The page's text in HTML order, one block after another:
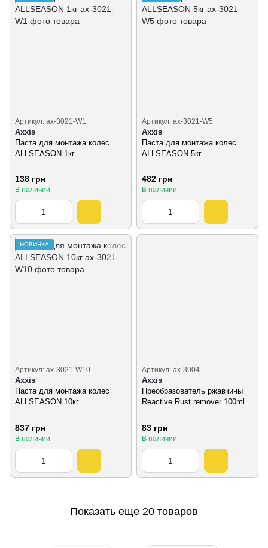
Артикул: ax-3021-W1
Axxis
Паста для монтажа колес
ALLSEASON 1кг
138 грн
В наличии
Артикул: ax-3021-W5
Axxis
Паста для монтажа колес
ALLSEASON 5кг
482 грн
В наличии
НОВИНКА
Артикул: ax-3021-W10
Axxis
Паста для монтажа колес
ALLSEASON 10кг
837 грн
В наличии
Артикул: ax-3004
Axxis
Преобразователь ржавчины
Reactive Rust remover 100ml
83 грн
В наличии
Показать еще 20 товаров